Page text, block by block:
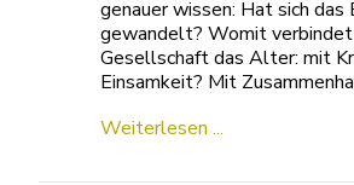
genauer wissen: Hat sich das
gewandelt? Womit verbindet
Gesellschaft das Alter: mit
Einsamkeit? Mit
Weiterlesen ...